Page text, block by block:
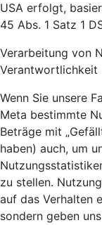
USA erfolgt,
45 Abs. 1 Satz 1
Verarbeitung von
Verantwortlichkeit
Wenn Sie unsere
Meta bestimmte
Beträge mit
haben) auch, um
zu stellen.
auf das Verhalten
sondern geben